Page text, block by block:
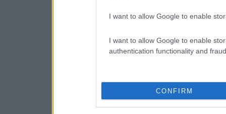
I want to allow Google to enable
I want to allow Google to enable
authentication functionality and
CONFIRM